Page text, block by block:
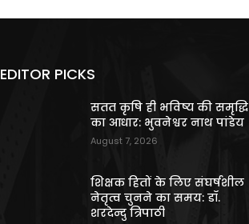
EDITOR PICKS
सतत कृषि ही भविष्य की समृद्धि
का आधार: भुवनेश्वर नाथ पांडेय
August 7, 2026
शिक्षक हितों के लिए संघर्षशील
नेतृत्व चुनने का समय: डॉ.
शरदेन्दु त्रिपाठी